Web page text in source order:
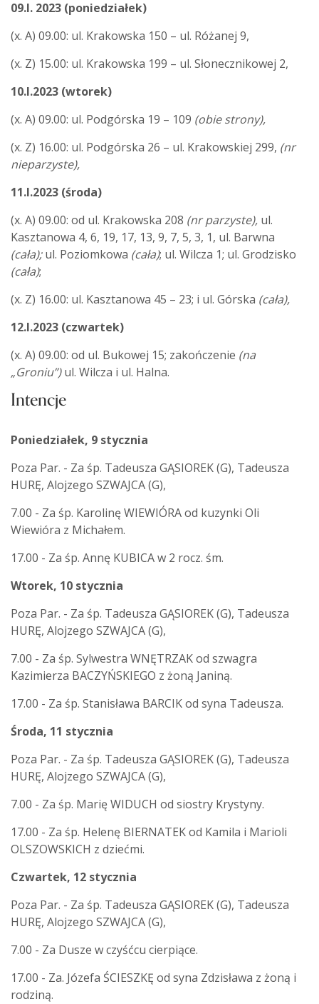
09.I. 2023 (poniedziałek)
(x. A) 09.00: ul. Krakowska 150 – ul. Różanej 9,
(x. Z) 15.00: ul. Krakowska 199 – ul. Słonecznikowej 2,
10.I.2023 (wtorek)
(x. A) 09.00: ul. Podgórska 19 – 109 (obie strony),
(x. Z) 16.00: ul. Podgórska 26 – ul. Krakowskiej 299, (nr
nieparzyste),
11.I.2023 (środa)
(x. A) 09.00: od ul. Krakowska 208 (nr parzyste), ul.
Kasztanowa 4, 6, 19, 17, 13, 9, 7, 5, 3, 1, ul. Barwna
(cała);ul. Poziomkowa (cała); ul. Wilcza 1; ul. Grodzisko
(cała);
(x. Z) 16.00: ul. Kasztanowa 45 – 23; i ul. Górska (cała),
12.I.2023 (czwartek)
(x. A) 09.00: od ul. Bukowej 15; zakończenie (na
„Groniu”)ul. Wilcza i ul. Halna.
Intencje
Poniedziałek, 9 stycznia
Poza Par. - Za śp. Tadeusza GĄSIOREK (G), Tadeusza
HURĘ, Alojzego SZWAJCA (G),
7.00 - Za śp. Karolinę WIEWIÓRA od kuzynki Oli
Wiewióra z Michałem.
17.00 - Za śp. Annę KUBICA w 2 rocz. śm.
Wtorek, 10 stycznia
Poza Par. - Za śp. Tadeusza GĄSIOREK (G), Tadeusza
HURĘ, Alojzego SZWAJCA (G),
7.00 - Za śp. Sylwestra WNĘTRZAK od szwagra
Kazimierza BACZYŃSKIEGO z żoną Janiną.
17.00 - Za śp. Stanisława BARCIK od syna Tadeusza.
Środa, 11 stycznia
Poza Par. - Za śp. Tadeusza GĄSIOREK (G), Tadeusza
HURĘ, Alojzego SZWAJCA (G),
7.00 - Za śp. Marię WIDUCH od siostry Krystyny.
17.00 - Za śp. Helenę BIERNATEK od Kamila i Marioli
OLSZOWSKICH z dziećmi.
Czwartek, 12 stycznia
Poza Par. - Za śp. Tadeusza GĄSIOREK (G), Tadeusza
HURĘ, Alojzego SZWAJCA (G),
7.00 - Za Dusze w czyśćcu cierpiące.
17.00 - Za. Józefa ŚCIESZKĘ od syna Zdzisława z żoną i
rodziną.